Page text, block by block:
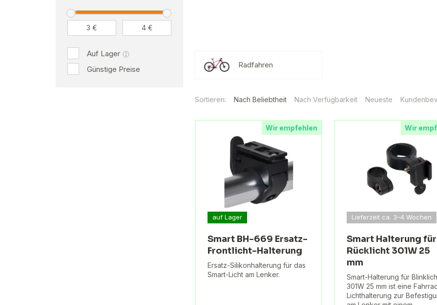
Auf Lager
Günstige Preise
Radfahren
Sortieren: Nach Beliebtheit Nach Verfügbarkeit Neueste
Wir empfehlen
auf Lager
Smart BH-669 Ersatz-
Frontlicht-Halterung
Ersatz-Silikonhalterung für das
Smart-Licht am Lenker.
Wir
Lieferzeit ca. 3–4 Wochen
Smart Halterung für
Rücklicht 301W 25
mm
Smart-Halterung für
301W 25 mm ist eine
Lichthalterung zur